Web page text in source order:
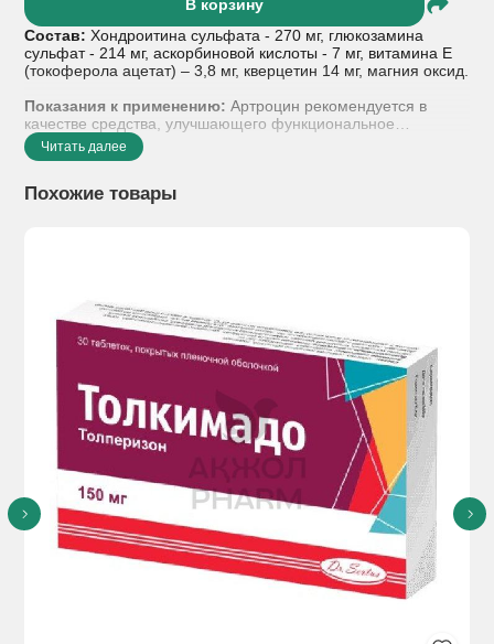
В корзину
Состав: Хондроитина сульфата - 270 мг, глюкозамина
сульфат - 214 мг, аскорбиновой кислоты - 7 мг, витамина Е
(токоферола ацетат) – 3,8 мг, кверцетин 14 мг, магния оксид.
Показания к применению: Артроцин рекомендуется в
качестве средства, улучшающего функциональное
состояние опорно-двигательного аппарата при
остеохондрозе, артритах, артрозах, радикулитах,
Побочное действие
Противопоказания:Индивидуальная непереносимость
компонентов БАДа
Применение при беременности и кормлении грудью
Особые указания:Перед применением следует
проконсультироваться с врачом.
Читать далее
Похожие товары